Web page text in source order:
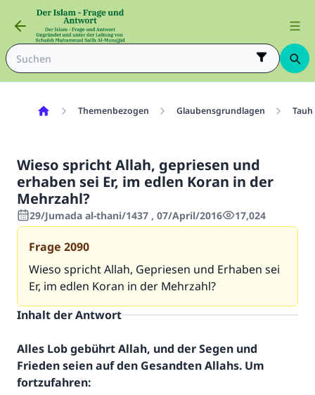
Themenbezogen Glaubensgrundlagen
Wieso spricht Allah, gepriesen und
erhaben sei Er, im edlen Koran in der
Mehrzahl?
29/Jumada al-thani/1437 , 07/April/2016 17,024
Frage 2090
Wieso spricht Allah, Gepriesen und Erhaben sei
Er, im edlen Koran in der Mehrzahl?
Inhalt der Antwort
Alles Lob gebührt Allah, und der Segen und
Frieden seien auf den Gesandten Allahs. Um
fortzufahren: